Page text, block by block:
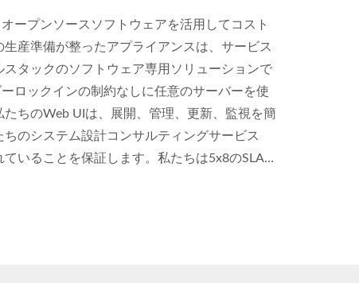
ープンソースソフトウェアを活用してコスト
産準備が整ったアプライアンスは、サービス
タックのソフトウェア専用ソリューションで
ロックインの制約なしに任意のサーバーを使
ちのWeb UIは、展開、管理、更新、監視を簡
のシステム設計コンサルティングサービス
いることを保証します。私たちは5x8のSLAを